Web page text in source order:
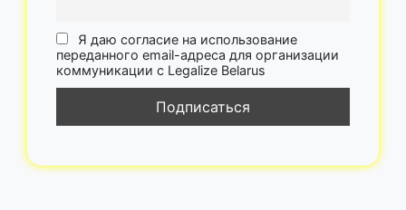
Я даю согласие на использование
переданного email-адреса для организации
коммуникации с Legalize Belarus